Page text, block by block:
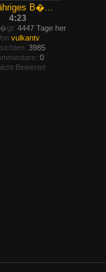
B�...
4:23
4447 Tage her
vulkantv
3985
0
Bewertet